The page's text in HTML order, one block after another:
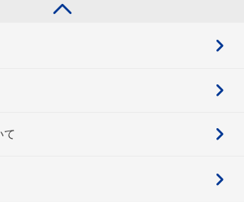
て